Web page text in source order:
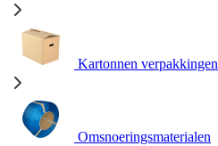
Kartonnen verpakkingen
Omsnoeringsmaterialen